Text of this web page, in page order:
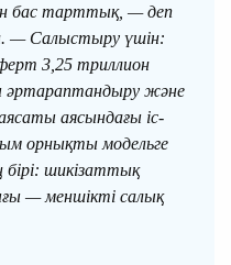
бас тарттық, — деп
— Салыстыру үшін:
3,25 триллион
әртараптандыру және
аясындағы іс-
орнықты модельге
бірі: шикізаттық
— меншікті салық